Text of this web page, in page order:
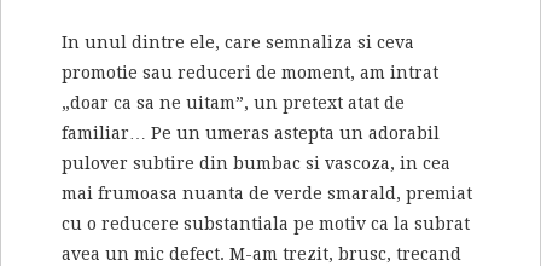
In unul dintre ele, care semnaliza si ceva
promotie sau reduceri de moment, am intrat
„doar ca sa ne uitam”, un pretext atat de
familiar… Pe un umeras astepta un adorabil
pulover subtire din bumbac si vascoza, in cea
mai frumoasa nuanta de verde smarald, premiat
cu o reducere substantiala pe motiv ca la subrat
avea un mic defect. M-am trezit, brusc, trecand